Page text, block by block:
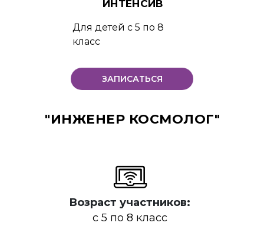
ИНТЕНСИВ
Для детей с 5 по 8
класс
"ИНЖЕНЕР КОСМОЛОГ"
ЗАПИСАТЬСЯ
Возраст участников:
с 5 по 8 класс